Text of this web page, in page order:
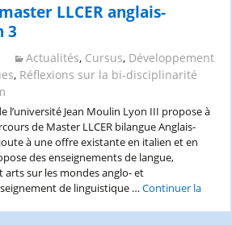
LLCER anglais-
3
Actualités, Cursus, Développement
, Réflexions sur la bi-disciplinarité
l’université Jean Moulin Lyon III propose à
de Master LLCER bilangue Anglais-
à une offre existante en italien et en
des enseignements de langue,
sur les mondes anglo- et
de linguistique …Continuer la